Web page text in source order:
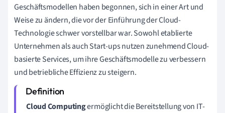
Geschäftsmodellen haben begonnen, sich in einer Art und
Weise zu ändern, die vor der Einführung der Cloud-
Technologie schwer vorstellbar war. Sowohl etablierte
Unternehmen als auch Start-ups nutzen zunehmend Cloud-
basierte Services, um ihre Geschäftsmodelle zu verbessern
und betriebliche Effizienz zu steigern.
Cloud Computingermöglicht die Bereitstellung von IT-